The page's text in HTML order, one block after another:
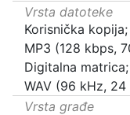
Vrsta datoteke
Korisnička
MP3 (128 kbps,
Digitalna
WAV (96 kHz, 24
Vrsta građe